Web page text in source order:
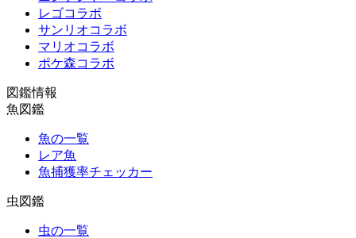
レゴコラボ
サンリオコラボ
マリオコラボ
ポケ森コラボ
図鑑情報
魚図鑑
魚の一覧
レア魚
魚捕獲率チェッカー
虫図鑑
虫の一覧